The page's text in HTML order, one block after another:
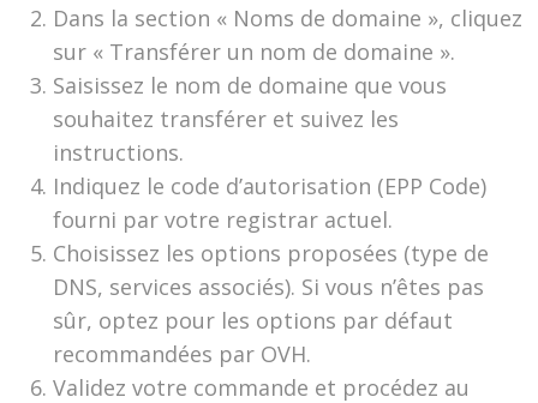
Dans la section « Noms de domaine », cliquez
sur « Transférer un nom de domaine ».
Saisissez le nom de domaine que vous
souhaitez transférer et suivez les
instructions.
Indiquez le code d’autorisation (EPP Code)
fourni par votre registrar actuel.
Choisissez les options proposées (type de
DNS, services associés). Si vous n’êtes pas
sûr, optez pour les options par défaut
recommandées par OVH.
Validez votre commande et procédez au